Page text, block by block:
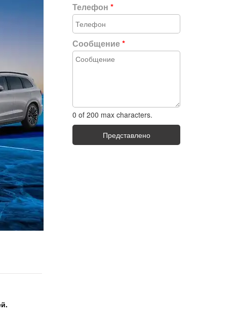
Телефон*
Сообщение*
0 of 200 max characters.
Представлено